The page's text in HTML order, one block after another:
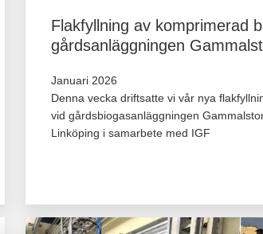
Flakfyllning av komprimerad
gårdsanläggningen
Januari 2026
Denna vecka driftsatte vi vår nya
vid gårdsbiogasanläggningen
Linköping i samarbete med IGF